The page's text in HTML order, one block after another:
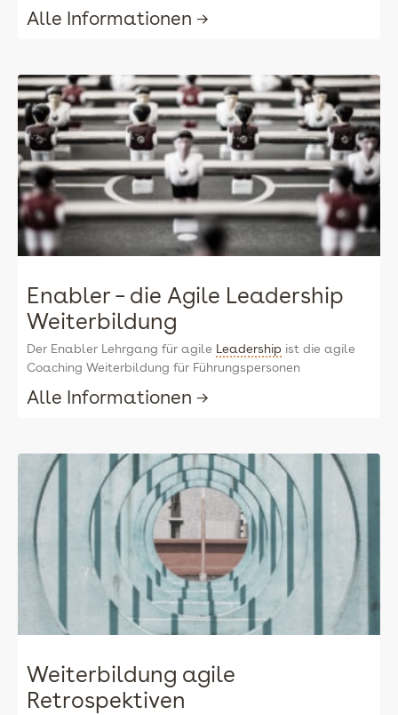
Alle Informationen →
Enabler – die Agile Leadership
Weiterbildung
Der Enabler Lehrgang für agile Leadership ist die agile
Coaching Weiterbildung für Führungspersonen
Alle Informationen →
Weiterbildung agile
Retrospektiven